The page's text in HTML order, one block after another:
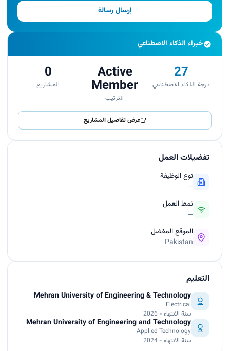
إرسال رسالة
خبراء الذكاء الاصطناعي
27
درجة الذكاء الاصطناعي
Active
Member
الترتيب
0
المشاريع
عرض تفاصيل المشاريع
تفضيلات العمل
نوع الوظيفة
—
نمط العمل
—
الموقع المفضل
Pakistan
التعليم
Mehran University of Engineering & Technology
Electrical
سنة الانتهاء - 2026
Mehran University of Engineering and Technology
Applied Technology
سنة الانتهاء - 2024